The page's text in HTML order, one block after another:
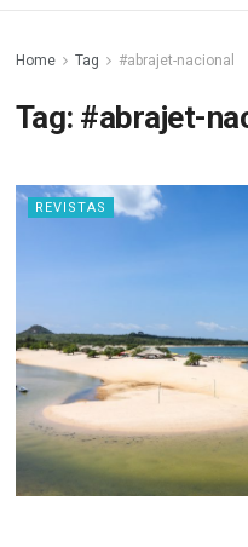
Home Tag #abrajet-nacional
Tag: #abrajet-
REVISTAS